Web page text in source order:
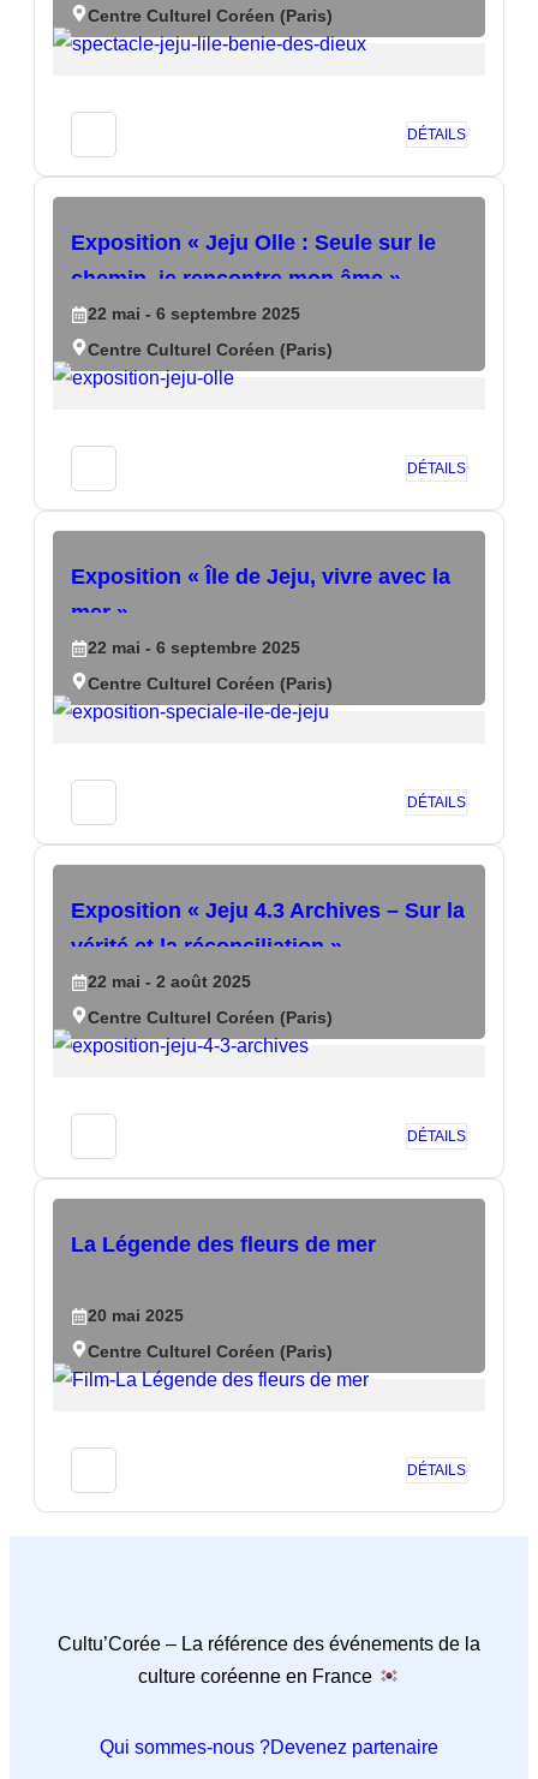
Centre Culturel Coréen (Paris)
DÉTAILS
Exposition « Jeju Olle : Seule sur le
chemin, je rencontre mon âme »
22 mai - 6 septembre 2025
Centre Culturel Coréen (Paris)
DÉTAILS
Exposition « Île de Jeju, vivre avec la
mer »
22 mai - 6 septembre 2025
Centre Culturel Coréen (Paris)
DÉTAILS
Exposition « Jeju 4.3 Archives – Sur la
vérité et la réconciliation »
22 mai - 2 août 2025
Centre Culturel Coréen (Paris)
DÉTAILS
La Légende des fleurs de mer
20 mai 2025
Centre Culturel Coréen (Paris)
DÉTAILS
Cultu’Corée – La référence des événements de la
culture coréenne en France
Qui sommes-nous ?Devenez partenaire